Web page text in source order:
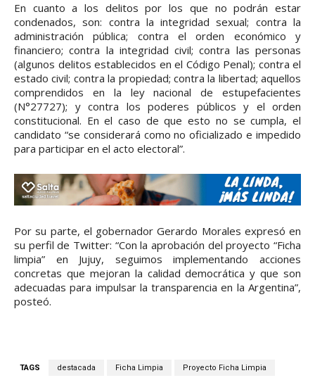
En cuanto a los delitos por los que no podrán estar
condenados, son: contra la integridad sexual; contra la
administración pública; contra el orden económico y
financiero; contra la integridad civil; contra las personas
(algunos delitos establecidos en el Código Penal); contra el
estado civil; contra la propiedad; contra la libertad; aquellos
comprendidos en la ley nacional de estupefacientes
(N°27727); y contra los poderes públicos y el orden
constitucional. En el caso de que esto no se cumpla, el
candidato “se considerará como no oficializado e impedido
para participar en el acto electoral”.
Por su parte, el gobernador Gerardo Morales expresó en
su perfil de Twitter: “Con la aprobación del proyecto “Ficha
limpia” en Jujuy, seguimos implementando acciones
concretas que mejoran la calidad democrática y que son
adecuadas para impulsar la transparencia en la Argentina”,
posteó.
TAGS destacada Ficha Limpia Proyecto Ficha Limpia